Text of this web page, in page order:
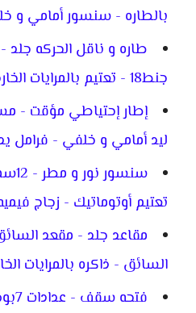
بالطاره - سنسور أمامي و
جنط18 - تعتيم بالمرايات الخارجيه
إطار إحتياطي مؤقت -
ليد أمامي و خلفي - فرامل
تعتيم أوتوماتيك - زجاج
مقاعد جلد - مقعد
السائق - ذاكره بالمرايات